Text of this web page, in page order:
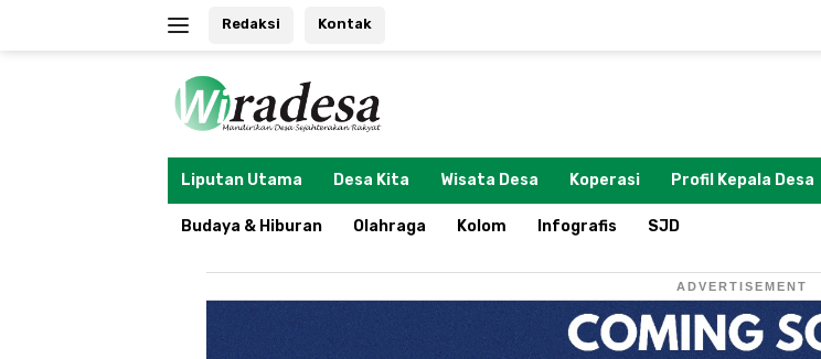
Redaksi Kontak
Liputan Utama Desa Kita Wisata Desa Koperasi Profil Kepala Desa
Budaya & Hiburan Olahraga Kolom Infografis SJD
ADVERTISEMENT